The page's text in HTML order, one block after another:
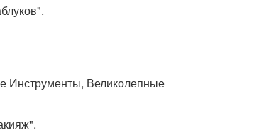
Инструменты, Великолепные